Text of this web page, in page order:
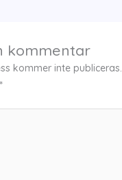
kommentar
kommer inte publiceras.
*